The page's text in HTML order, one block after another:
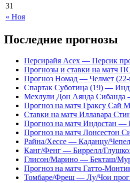
« Ноя
31
Последние прогнозы
Персирайя Асех — Персик
Прогнозы и ставки на матч
Прогноз Номад — Челмет (22-
Спартак Суботица (19) —
Мехлули Дон Аянда Сибанда
Прогноз на матч Граксу Сай
Ставки на матч Иллавара
Прогноз на матч Индостан —
Прогноз на матч Лонсестон
Райна/Хессе — Каданцу/
Канг/Фенг — Биррелл/Глушко:
Глисон/Марино — Бекташ/Мур
Прогноз на матч Гатто-
Томбаре/Фреш — Лу/Чои